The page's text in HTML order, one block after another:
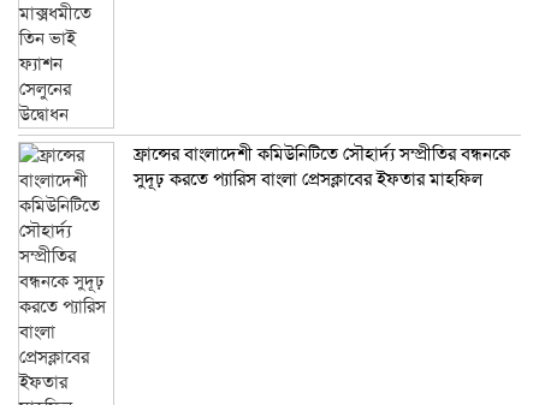
ফ্রান্সের বাংলাদেশী কমিউনিটিতে সৌহার্দ্য সম্প্রীতির বন্ধনকে
সুদূঢ় করতে প্যারিস বাংলা প্রেসক্লাবের ইফতার মাহফিল